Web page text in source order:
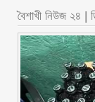
বৈশাখী নিউজ ২৪ |